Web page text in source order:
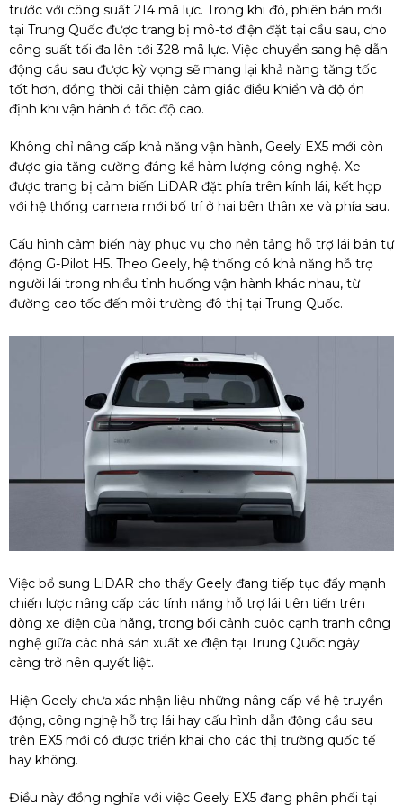
trước với công suất 214 mã lực. Trong khi đó, phiên bản mới
tại Trung Quốc được trang bị mô-tơ điện đặt tại cầu sau, cho
công suất tối đa lên tới 328 mã lực. Việc chuyển sang hệ dẫn
động cầu sau được kỳ vọng sẽ mang lại khả năng tăng tốc
tốt hơn, đồng thời cải thiện cảm giác điều khiển và độ ổn
định khi vận hành ở tốc độ cao.
Không chỉ nâng cấp khả năng vận hành, Geely EX5 mới còn
được gia tăng cường đáng kể hàm lượng công nghệ. Xe
được trang bị cảm biến LiDAR đặt phía trên kính lái, kết hợp
với hệ thống camera mới bố trí ở hai bên thân xe và phía sau.
Cấu hình cảm biến này phục vụ cho nền tảng hỗ trợ lái bán tự
động G-Pilot H5. Theo Geely, hệ thống có khả năng hỗ trợ
người lái trong nhiều tình huống vận hành khác nhau, từ
đường cao tốc đến môi trường đô thị tại Trung Quốc.
Việc bổ sung LiDAR cho thấy Geely đang tiếp tục đẩy mạnh
chiến lược nâng cấp các tính năng hỗ trợ lái tiên tiến trên
dòng xe điện của hãng, trong bối cảnh cuộc cạnh tranh công
nghệ giữa các nhà sản xuất xe điện tại Trung Quốc ngày
càng trở nên quyết liệt.
Hiện Geely chưa xác nhận liệu những nâng cấp về hệ truyền
động, công nghệ hỗ trợ lái hay cấu hình dẫn động cầu sau
trên EX5 mới có được triển khai cho các thị trường quốc tế
hay không.
Điều này đồng nghĩa với việc Geely EX5 đang phân phối tại